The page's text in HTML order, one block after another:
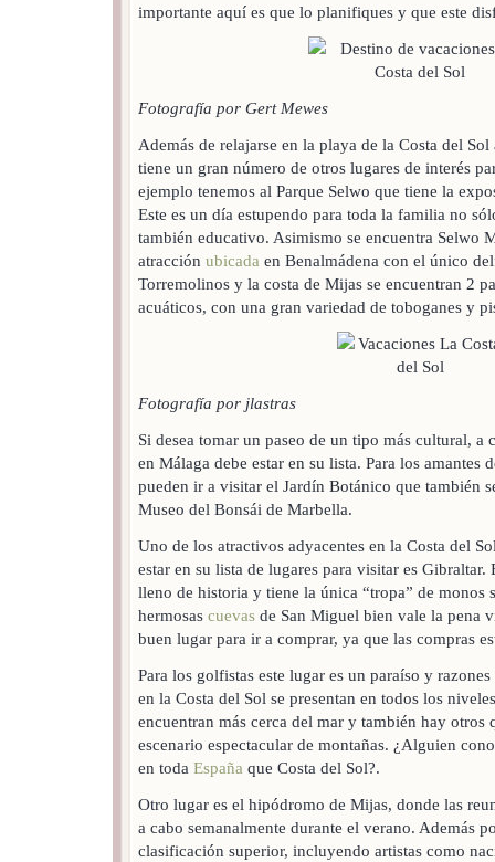
importante aquí es que lo planifiques y que este
Fotografía por Gert Mewes
Además de relajarse en la playa de la Costa del
tiene un gran número de otros lugares de interés
ejemplo tenemos al Parque Selwo que tiene la
Este es un día estupendo para toda la familia no
también educativo. Asimismo se encuentra Selwo
atracción ubicada en Benalmádena con el único
Torremolinos y la costa de Mijas se encuentran 2
acuáticos, con una gran variedad de toboganes y
Fotografía por jlastras
Si desea tomar un paseo de un tipo más cultural, a
en Málaga debe estar en su lista. Para los amantes
pueden ir a visitar el Jardín Botánico que también
Museo del Bonsái de Marbella.
Uno de los atractivos adyacentes en la Costa del
estar en su lista de lugares para visitar es Gibraltar.
lleno de historia y tiene la única “tropa” de monos
hermosas cuevas de San Miguel bien vale la pena
buen lugar para ir a comprar, ya que las compras
Para los golfistas este lugar es un paraíso y
en la Costa del Sol se presentan en todos los
encuentran más cerca del mar y también hay otros
escenario espectacular de montañas. ¿Alguien
en toda España que Costa del Sol?.
Otro lugar es el hipódromo de Mijas, donde las
a cabo semanalmente durante el verano. Además
clasificación superior, incluyendo artistas como